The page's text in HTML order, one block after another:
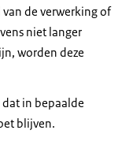
de verwerking of
niet langer
worden deze
in bepaalde
blijven.